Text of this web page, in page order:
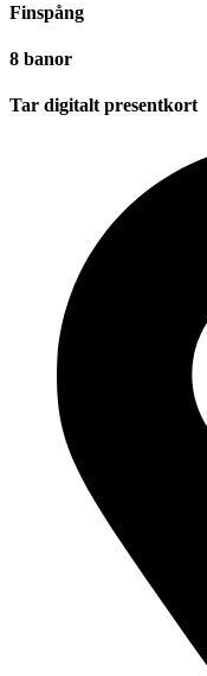
Finspång
8 banor
Tar digitalt presentkort